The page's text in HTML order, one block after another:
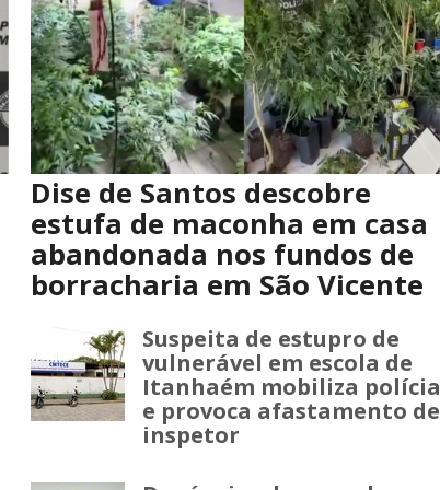
Dise de Santos descobre
estufa de maconha em casa
abandonada nos fundos de
borracharia em São Vicente
Suspeita de estupro de
vulnerável em escola de
Itanhaém mobiliza polícia
e provoca afastamento de
inspetor